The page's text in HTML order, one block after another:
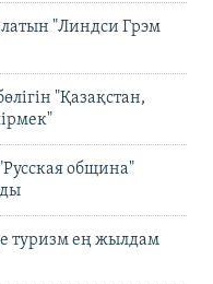
"Линдси Грэм
"Қазақстан,
община"
туризм ең жылдам